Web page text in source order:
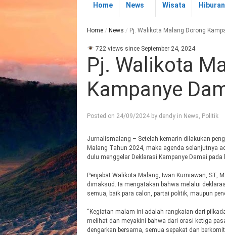
Home News Wisata Hiburan
Home / News / Pj. Walikota Malang Dorong
722 views since September 24, 2024
Pj. Walikota
Kampanye
Posted on 24/09/2024 by dendy in News, Politik
Jurnalismalang – Setelah kemarin dilakukan
Malang Tahun 2024, maka agenda selanjutnya
dulu menggelar Deklarasi Kampanye Damai
Penjabat Walikota Malang, Iwan Kurniawan, ST,
dimaksud. Ia mengatakan bahwa melalui
semua, baik para calon, partai politik, maupun
“Kegiatan malam ini adalah rangkaian dari
melihat dan meyakini bahwa dari orasi ketiga
dengarkan bersama, semua sepakat dan